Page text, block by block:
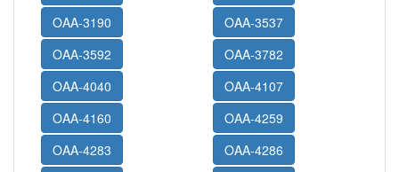
OAA-3190
OAA-3537
OAA-3592
OAA-3782
OAA-4040
OAA-4107
OAA-4160
OAA-4259
OAA-4283
OAA-4286